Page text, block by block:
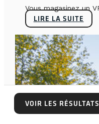
Vous magasinez un
LIRE LA SUITE
VOIR LES RÉSULTATS
VOIR LES RÉSULTATS